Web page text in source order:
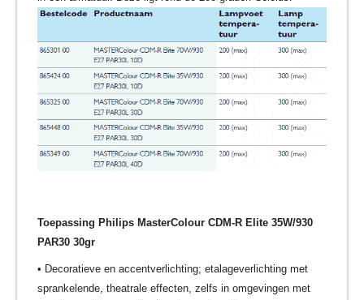
Toepassing Philips MasterColour CDM-R Elite 35W/930
PAR30 30gr
• Decoratieve en accentverlichting; etalageverlichting met
sprankelende, theatrale effecten, zelfs in omgevingen met